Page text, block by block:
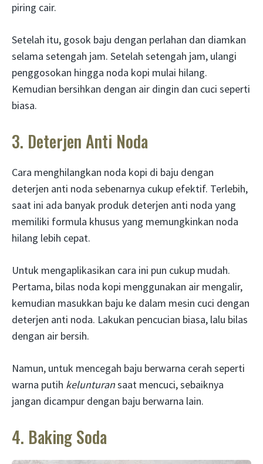
piring cair.
Setelah itu, gosok baju dengan perlahan dan diamkan
selama setengah jam. Setelah setengah jam, ulangi
penggosokan hingga noda kopi mulai hilang.
Kemudian bersihkan dengan air dingin dan cuci seperti
biasa.
3. Deterjen Anti Noda
Cara menghilangkan noda kopi di baju dengan
deterjen anti noda sebenarnya cukup efektif. Terlebih,
saat ini ada banyak produk deterjen anti noda yang
memiliki formula khusus yang memungkinkan noda
hilang lebih cepat.
Untuk mengaplikasikan cara ini pun cukup mudah.
Pertama, bilas noda kopi menggunakan air mengalir,
kemudian masukkan baju ke dalam mesin cuci dengan
deterjen anti noda. Lakukan pencucian biasa, lalu bilas
dengan air bersih.
Namun, untuk mencegah baju berwarna cerah seperti
warna putih kelunturansaat mencuci, sebaiknya
jangan dicampur dengan baju berwarna lain.
4. Baking Soda